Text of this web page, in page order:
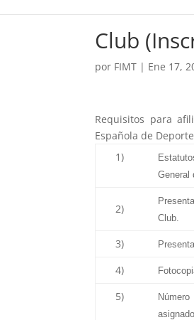
Club
por FIMT | Ene 17,
Requisitos para
Española de
1)
General
2)
Club.
3)
4)
5)